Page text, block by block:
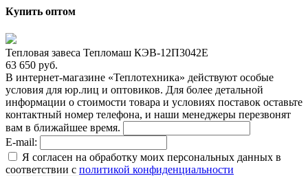
Купить оптом
Тепловая завеса Тепломаш КЭВ-12П3042Е
63 650 руб.
В интернет-магазине «Теплотехника» действуют особые
условия для юр.лиц и оптовиков. Для более детальной
информации о стоимости товара и условиях поставок оставьте
контактный номер телефона, и наши менеджеры перезвонят
вам в ближайшее время.
E-mail:
Я согласен на обработку моих персональных данных в
соответствии с политикой конфиденциальности